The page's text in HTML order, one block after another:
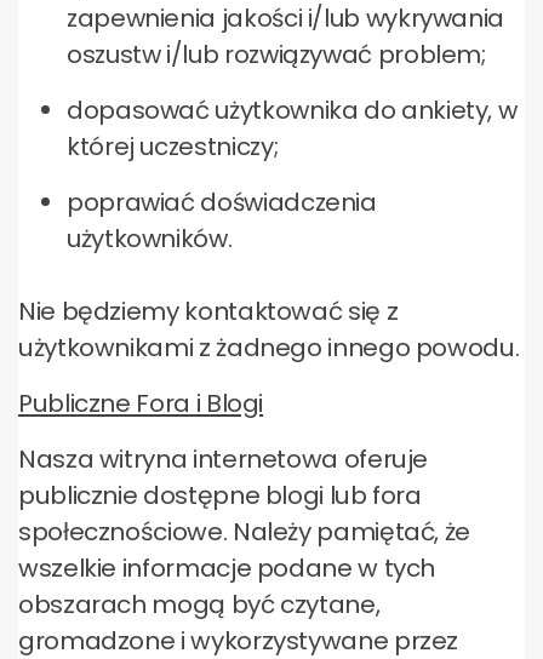
zapewnienia jakości i/lub wykrywania
oszustw i/lub rozwiązywać problem;
dopasować użytkownika do ankiety, w
której uczestniczy;
poprawiać doświadczenia
użytkowników.
Nie będziemy kontaktować się z
użytkownikami z żadnego innego powodu.
Publiczne Fora i Blogi
Nasza witryna internetowa oferuje
publicznie dostępne blogi lub fora
społecznościowe. Należy pamiętać, że
wszelkie informacje podane w tych
obszarach mogą być czytane,
gromadzone i wykorzystywane przez